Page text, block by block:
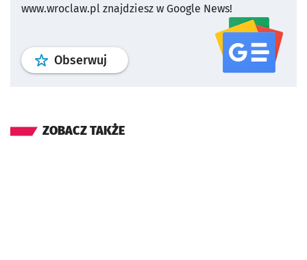
www.wroclaw.pl znajdziesz w Google News!
Obserwuj profil serwisu
ZOBACZ TAKŻE